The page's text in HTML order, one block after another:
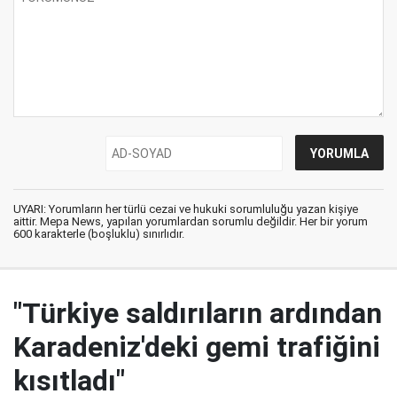
UYARI: Yorumların her türlü cezai ve hukuki sorumluluğu yazan kişiye
aittir. Mepa News, yapılan yorumlardan sorumlu değildir. Her bir yorum
600 karakterle (boşluklu) sınırlıdır.
"Türkiye saldırıların ardından
Karadeniz'deki gemi trafiğini
kısıtladı"